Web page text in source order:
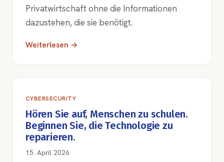
Privatwirtschaft ohne die Informationen
dazustehen, die sie benötigt.
Weiterlesen →
CYBERSECURITY
Hören Sie auf, Menschen zu schulen.
Beginnen Sie, die Technologie zu
reparieren.
15. April 2026